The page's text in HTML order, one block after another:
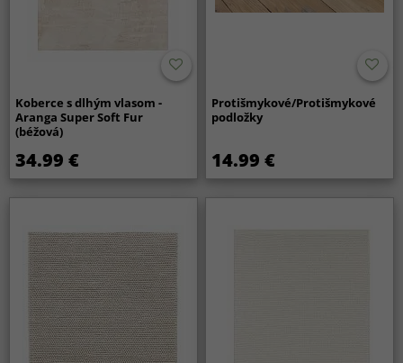
Koberce s dlhým vlasom -
Aranga Super Soft Fur
(béžová)
34.99 €
Protišmykové/Protišmykové
podložky
14.99 €